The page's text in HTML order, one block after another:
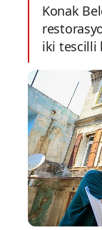
Konak
iki tescilli